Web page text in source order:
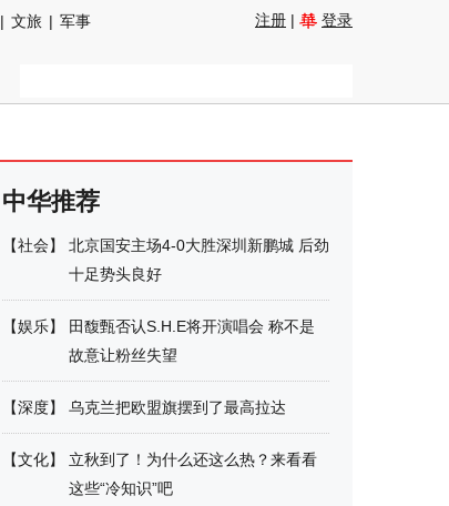
| 文旅 | 军事
注册 | 登录
中华推荐
【社会】
北京国安主场4-0大胜深圳新鹏城 后劲
十足势头良好
【娱乐】
田馥甄否认S.H.E将开演唱会 称不是
故意让粉丝失望
【深度】 乌克兰把欧盟旗摆到了最高拉达
【文化】
立秋到了！为什么还这么热？来看看
这些“冷知识”吧